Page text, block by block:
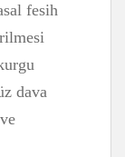
fesih
dava